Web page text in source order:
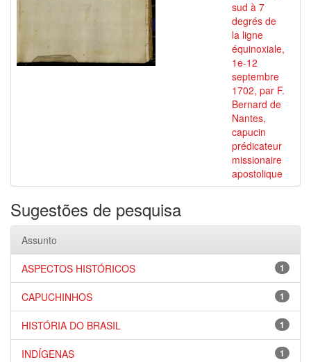
sud à 7
degrés de
la ligne
équinoxiale,
1e-12
septembre
1702, par F.
Bernard de
Nantes,
capucin
prédicateur
missionaire
apostolique
Sugestões de pesquisa
Assunto
1
ASPECTOS HISTÓRICOS
1
CAPUCHINHOS
1
HISTÓRIA DO BRASIL
1
INDÍGENAS